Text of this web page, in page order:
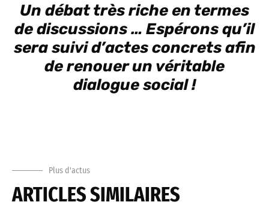
Un débat très riche en termes
de discussions … Espérons qu’il
sera suivi d’actes concrets afin
de renouer un véritable
dialogue social !
Plus d'actus
ARTICLES SIMILAIRES